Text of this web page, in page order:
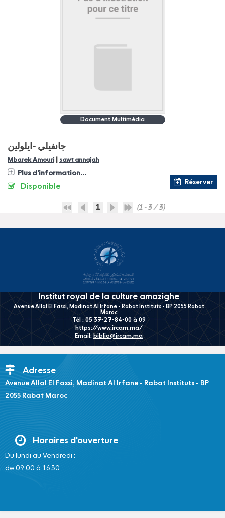
Document Multimédia
جانفيلي -ايلولين
Mbarek Amouri sawt annajah
Plus d'information...
Réserver
Disponible
1 (1 - 3 / 3)
Institut royal de la culture amazighe
Avenue Allal El Fassi, Madinat Al Irfane - Rabat Instituts - BP 2055 Rabat
Maroc
Tél : 05 37-27-84-00 à 09
https://www.ircam.ma/
Email: biblio@ircam.ma
Adresse
Avenue Allal El Fassi, Madinat Al Irfane - Rabat Instituts - BP
2055 Rabat Maroc
Horaires d'ouverture
Du lundi au Vendredi :
de 09:00 à 16:30